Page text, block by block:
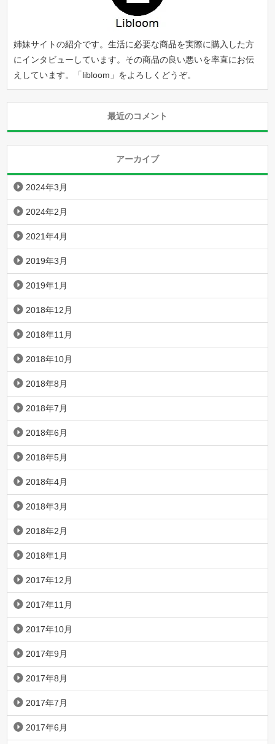
姉妹サイトの紹介です。生活に必要な商品を実際に購入した方
にインタビューしています。その商品の良い悪いを率直にお伝
えしています。「libloom 」をよろしくどうぞ。
最近のコメント
アーカイブ
2024年3月
2024年2月
2021年4月
2019年3月
2019年1月
2018年12月
2018年11月
2018年10月
2018年8月
2018年7月
2018年6月
2018年5月
2018年4月
2018年3月
2018年2月
2018年1月
2017年12月
2017年11月
2017年10月
2017年9月
2017年8月
2017年7月
2017年6月